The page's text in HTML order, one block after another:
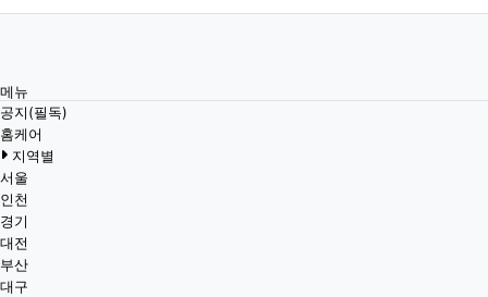
메뉴
공지(필독)
홈케어
지역별
서울
인천
경기
대전
부산
대구